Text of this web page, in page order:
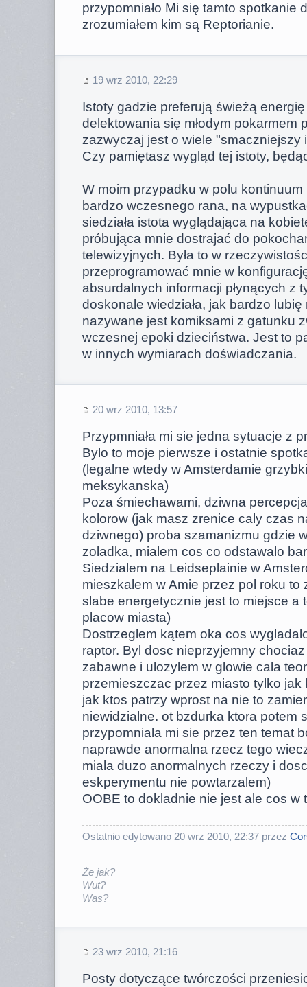
przypomniało Mi się tamto spotkanie
zrozumiałem kim są Reptorianie.
19 wrz 2010, 22:29
Istoty gadzie preferują świeżą
delektowania się młodym pokarmem
zazwyczaj jest o wiele "smaczniejszy
Czy pamiętasz wygląd tej istoty,
W moim przypadku w polu
bardzo wczesnego rana, na
siedziała istota wyglądająca na
próbująca mnie dostrajać do
telewizyjnych. Była to w
przeprogramować mnie w
absurdalnych informacji płynących z
doskonale wiedziała, jak bardzo
nazywane jest komiksami z gatunku
wczesnej epoki dzieciństwa. Jest to
w innych wymiarach doświadczania.
20 wrz 2010, 13:57
Przypmniała mi sie jedna sytuacje z
Bylo to moje pierwsze i ostatnie
(legalne wtedy w Amsterdamie
meksykanska)
Poza śmiechawami, dziwna
kolorow (jak masz zrenice caly czas
dziwnego) proba szamanizmu gdzie
zoladka, mialem cos co odstawalo
Siedzialem na Leidseplainie w
mieszkalem w Amie przez pol roku
slabe energetycznie jest to miejsce a
placow miasta)
Dostrzeglem kątem oka cos
raptor. Byl dosc nieprzyjemny
zabawne i ulozylem w glowie cala
przemieszczac przez miasto tylko jak
jak ktos patrzy wprost na nie to
niewidzialne. ot bzdurka ktora potem
przypomniala mi sie przez ten temat
naprawde anormalna rzecz tego
miala duzo anormalnych rzeczy i
eskperymentu nie powtarzalem)
OOBE to dokladnie nie jest ale cos w
Ostatnio edytowano 20 wrz 2010, 22:37 przez
Że jak?
Wut?
Was?
23 wrz 2010, 21:16
Posty dotyczące twórczości